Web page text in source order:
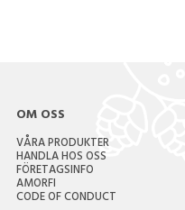
OM OSS
VÅRA PRODUKTER
HANDLA HOS OSS
FÖRETAGSINFO
AMORFI
CODE OF CONDUCT